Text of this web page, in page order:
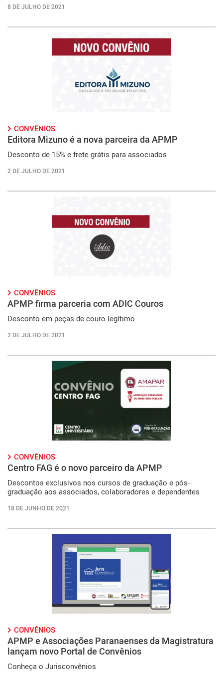
8 DE JULHO DE 2021
CONVÊNIOS
Editora Mizuno é a nova parceira da APMP
Desconto de 15% e frete grátis para associados
2 DE JULHO DE 2021
CONVÊNIOS
APMP firma parceria com ADIC Couros
Desconto em peças de couro legítimo
2 DE JULHO DE 2021
CONVÊNIOS
Centro FAG é o novo parceiro da APMP
Descontos exclusivos nos cursos de graduação e pós-
graduação aos associados, colaboradores e dependentes
18 DE JUNHO DE 2021
CONVÊNIOS
APMP e Associações Paranaenses da Magistratura
lançam novo Portal de Convênios
Conheça o Jurisconvênios